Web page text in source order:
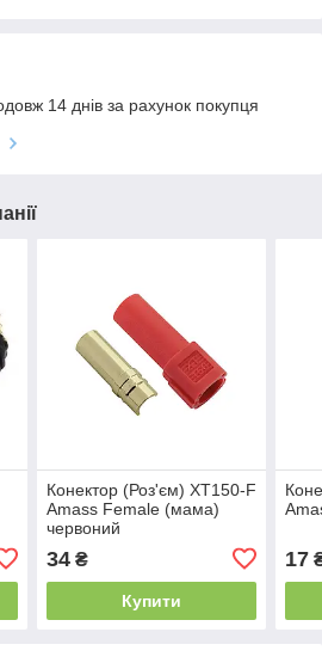
14 днів за рахунок покупця
Конектор (Роз'єм) XT150-F
Amass Female (мама)
червоний
34₴
Купити
17